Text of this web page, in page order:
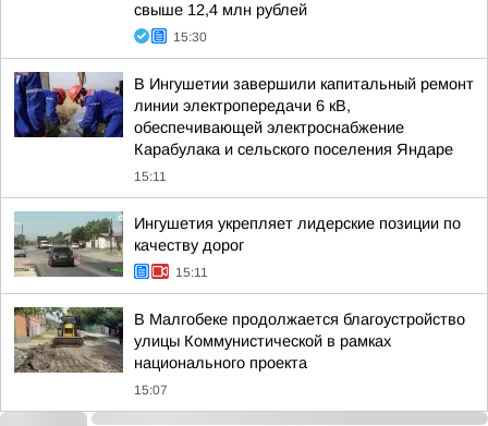
свыше 12,4 млн рублей
15:30
В Ингушетии завершили капитальный ремонт
линии электропередачи 6 кВ,
обеспечивающей электроснабжение
Карабулака и сельского поселения Яндаре
15:11
Ингушетия укрепляет лидерские позиции по
качеству дорог
15:11
В Малгобеке продолжается благоустройство
улицы Коммунистической в рамках
национального проекта
15:07